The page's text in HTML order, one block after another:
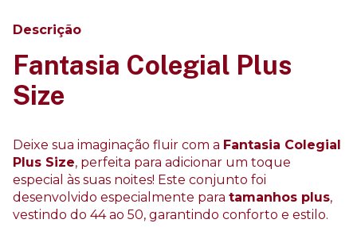
Descrição
Fantasia Colegial Plus
Size
Deixe sua imaginação fluir com a Fantasia Colegial
Plus Size, perfeita para adicionar um toque
especial às suas noites! Este conjunto foi
desenvolvido especialmente para tamanhos plus,
vestindo do 44 ao 50, garantindo conforto e estilo.